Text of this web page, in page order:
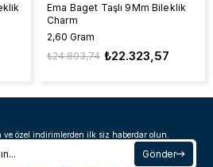
Ema Baget Taşlı 9Mm Bileklik
Charm
2,60 Gram
₺22.323,57
₺24.803,74
ve özel indirimlerden ilk siz haberdar olun.
Gönder